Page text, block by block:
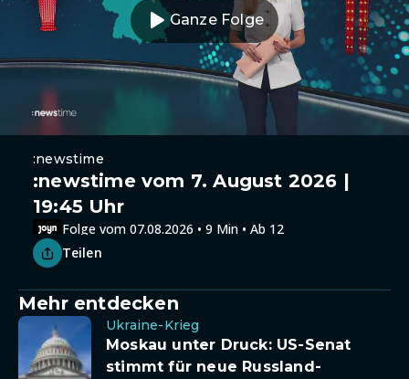
Ganze Folge
:newstime
:newstime vom 7. August 2026 |
19:45 Uhr
Folge vom 07.08.2026 • 9 Min • Ab 12
Teilen
Mehr entdecken
Ukraine-Krieg
Moskau unter Druck: US-Senat
stimmt für neue Russland-